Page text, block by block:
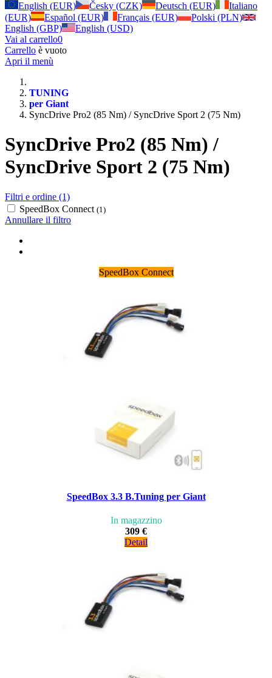
English (EUR)
Česky (CZK) Deutsch (EUR)
Italiano
(EUR)
Español (EUR) Français (EUR)
Polski (PLN)
English (GBP)
English (USD)
Vai al carrello0
Carrello è vuoto
Apri il menù
TUNING
per Giant
SyncDrive Pro2 (85 Nm) / SyncDrive Sport 2 (75 Nm)
SyncDrive Pro2 (85 Nm) /
SyncDrive Sport 2 (75 Nm)
Filtri e ordine (1)
SpeedBox Connect (1)
Annullare il filtro
SpeedBox Connect
SpeedBox 3.3 B.Tuning per Giant
In magazzino
309 €
Detail